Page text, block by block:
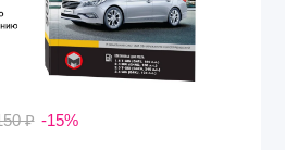
₽ -15%